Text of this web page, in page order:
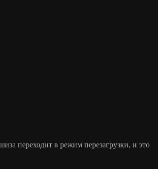
переходит в режим перезагрузки, и это